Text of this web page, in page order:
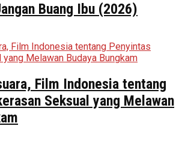
Buang Ibu (2026)
Film Indonesia tentang
Seksual yang Melawan